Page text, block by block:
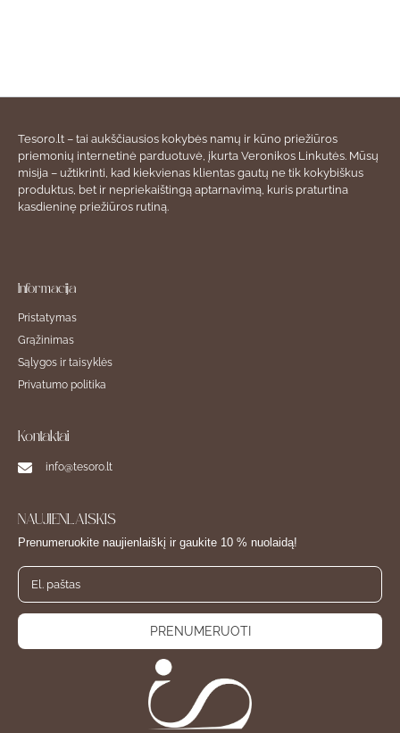
Tesoro.lt – tai aukščiausios kokybės namų ir kūno priežiūros
priemonių internetinė parduotuvė, įkurta Veronikos Linkutės. Mūsų
misija – užtikrinti, kad kiekvienas klientas gautų ne tik kokybiškus
produktus, bet ir nepriekaištingą aptarnavimą, kuris praturtina
kasdieninę priežiūros rutiną.
Informacija
Pristatymas
Grąžinimas
Sąlygos ir taisyklės
Privatumo politika
Kontaktai
info@tesoro.lt
NAUJIENLAIŠKIS
Prenumeruokite naujienlaiškį ir gaukite 10 % nuolaidą!
PRENUMERUOTI